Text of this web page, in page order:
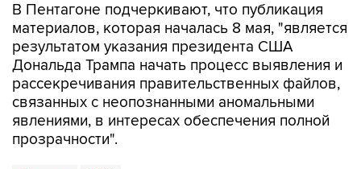
В Пентагоне подчеркивают, что публикация
материалов, которая началась 8 мая, "является
результатом указания президента США
Дональда Трампа начать процесс выявления и
рассекречивания правительственных файлов,
связанных с неопознанными аномальными
явлениями, в интересах обеспечения полной
прозрачности".